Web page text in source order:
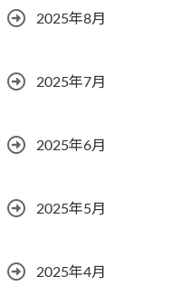
2025年8月
2025年7月
2025年6月
2025年5月
2025年4月